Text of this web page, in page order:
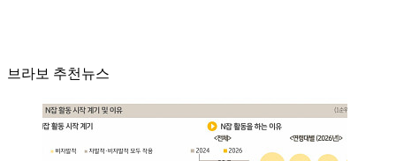
브라보 추천뉴스